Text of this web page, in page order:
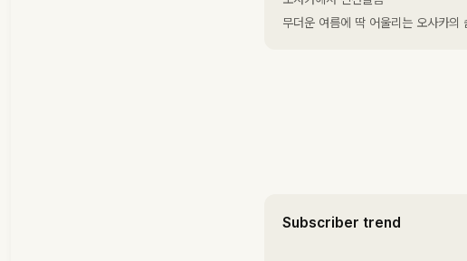
무더운 여름에 딱 어울리는 오사카
Subscriber trend